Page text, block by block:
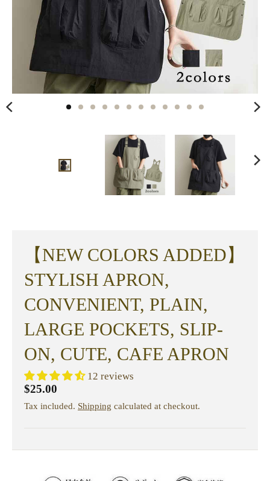
【NEW COLORS ADDED】
STYLISH APRON,
CONVENIENT, PLAIN,
LARGE POCKETS, SLIP-
ON, CUTE, CAFE APRON
12 reviews
$25.00
Tax included. Shipping calculated at checkout.